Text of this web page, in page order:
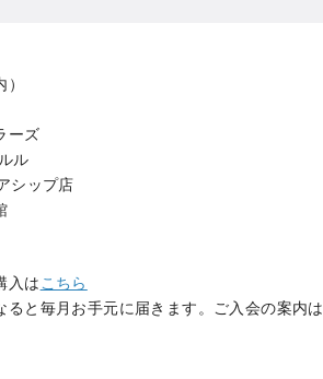
ーズ
ル
シップ店
入はこちら
ると毎月お手元に届きます。ご入会の案内は